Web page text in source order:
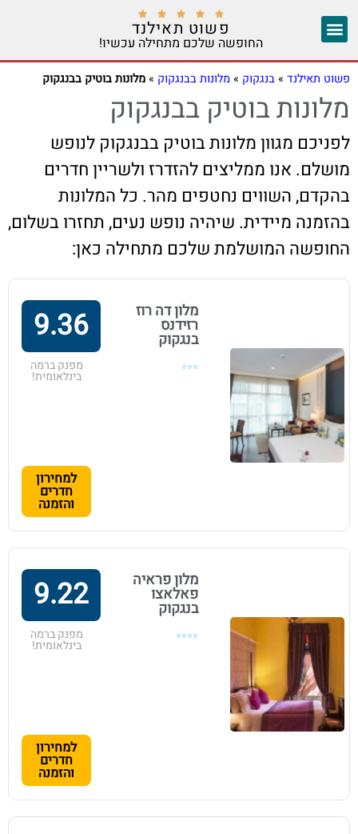





פשוט תאילנד
החופשה שלכם מתחילה עכשיו!
פשוט תאילנד »בנגקוק » מלונות בבנגקוק »מלונות בוטיק בבנגקוק
מלונות בוטיק בבנגקוק
לפניכם מגוון מלונות בוטיק בבנגקוק לנופש
מושלם. אנו ממליצים להזדרז ולשריין חדרים
בהקדם, השווים נחטפים מהר. כל המלונות
בהזמנה מיידית. שיהיה נופש נעים, תחזרו בשלום,
החופשה המושלמת שלכם מתחילה כאן:
מלון דה רוז
רזידנס
בנגקוק
⭐⭐⭐
9.36
מפנק ברמה
בינלאומית!
למחירון
חדרים
והזמנה
מלון פראיה
פאלאצו
בנגקוק
⭐⭐⭐⭐
9.22
מפנק ברמה
בינלאומית!
למחירון
חדרים
והזמנה